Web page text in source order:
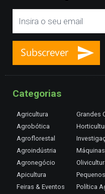
Categorias
Agricultura
Agrobótica
Agroflorestal
Agroindústria
Agronegócio
Apicultura
Feiras & Eventos
Grandes
Política